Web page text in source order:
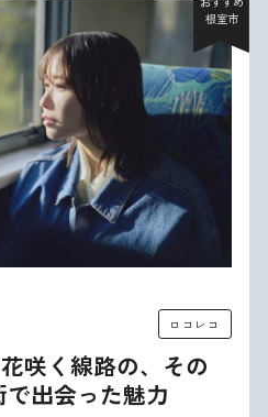
根室市
ロコレコ
咲く線路の、その
出会った魅力